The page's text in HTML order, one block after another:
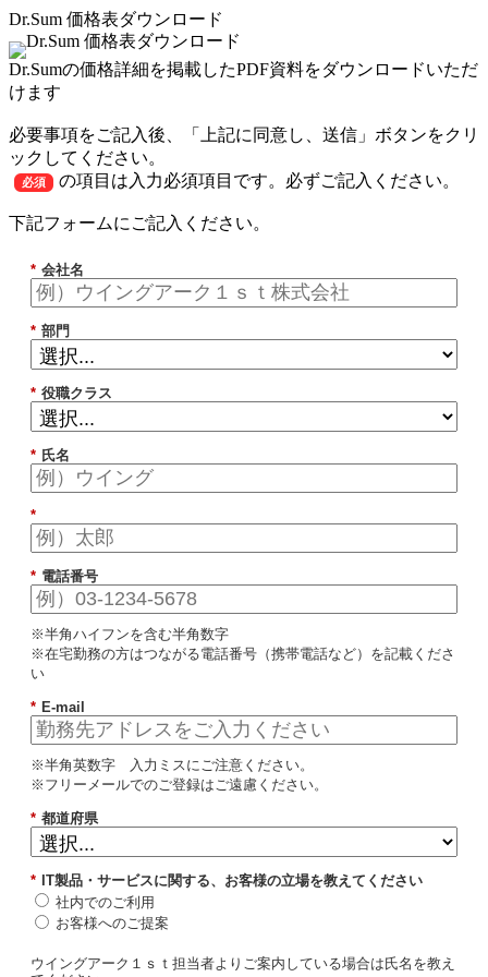
Dr.Sum 価格表ダウンロード
Dr.Sumの価格詳細を掲載したPDF資料をダウンロードいただ
けます
必要事項をご記入後、「上記に同意し、送信」ボタンをクリ
ックしてください。
必須 の項目は入力必須項目です。必ずご記入ください。
下記フォームにご記入ください。
* 会社名
* 部門
* 役職クラス
* 氏名
*
* 電話番号
※半角ハイフンを含む半角数字
※在宅勤務の方はつながる電話番号（携帯電話など）を記載くださ
い
* E-mail
※半角英数字 入力ミスにご注意ください。
※フリーメールでのご登録はご遠慮ください。
* 都道府県
* IT製品・サービスに関する、お客様の立場を教えてください
社内でのご利用
お客様へのご提案
ウイングアーク１ｓｔ担当者よりご案内している場合は氏名を教え